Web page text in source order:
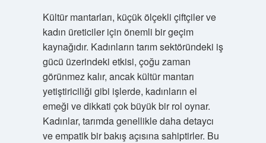
Kültür mantarları, küçük ölçekli çiftçiler ve
kadın üreticiler için önemli bir geçim
kaynağıdır. Kadınların tarım sektöründeki iş
gücü üzerindeki etkisi, çoğu zaman
görünmez kalır, ancak kültür mantarı
yetiştiriciliği gibi işlerde, kadınların el
emeği ve dikkati çok büyük bir rol oynar.
Kadınlar, tarımda genellikle daha detaycı
ve empatik bir bakış açısına sahiptirler. Bu